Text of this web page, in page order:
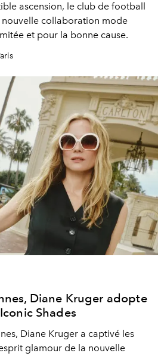
ascension, le club de football
collaboration mode
et pour la bonne cause.
Diane Kruger adopte
Shades
Diane Kruger a captivé les
glamour de la nouvelle